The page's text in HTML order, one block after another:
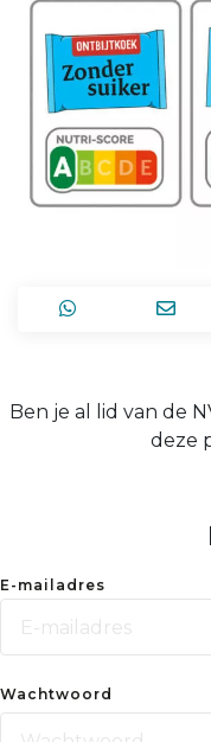
Ben je al lid van de
deze
E-mailadres
Wachtwoord